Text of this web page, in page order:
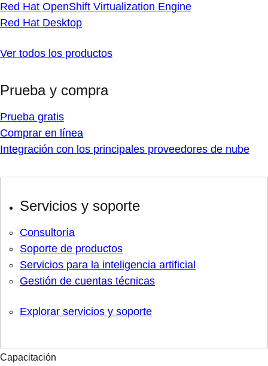
Red Hat OpenShift Virtualization Engine
Red Hat Desktop
Ver todos los productos
Prueba y compra
Prueba gratis
Comprar en línea
Integración con los principales proveedores de nube
Servicios y soporte
Consultoría
Soporte de productos
Servicios para la inteligencia artificial
Gestión de cuentas técnicas
Explorar servicios y soporte
Capacitación